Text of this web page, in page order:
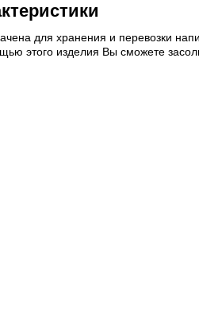
для хранения и перевозки
этого изделия Вы сможете